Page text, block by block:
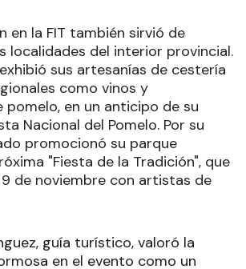
en la FIT también sirvió de
localidades del interior provincial.
sus artesanías de cestería
como vinos y
pomelo, en un anticipo de su
Nacional del Pomelo. Por su
promocionó su parque
"Fiesta de la Tradición", que
de noviembre con artistas de
guía turístico, valoró la
en el evento como un